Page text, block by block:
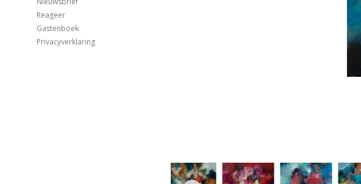
Reageer
Gastenboek
Privacyverklaring